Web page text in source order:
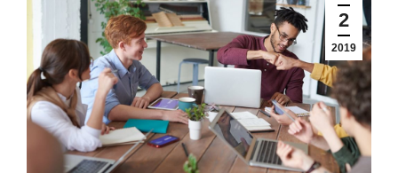
2
2019